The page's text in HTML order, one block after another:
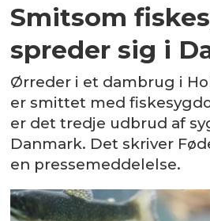
Smitsom
spreder sig i
Ørreder i et dambrug i
er smittet med
er det tredje udbrud af
Danmark. Det skriver
en pressemeddelelse.